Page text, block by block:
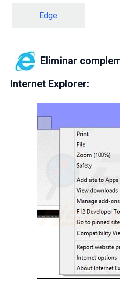
Edge
Eliminar
Internet Explorer: